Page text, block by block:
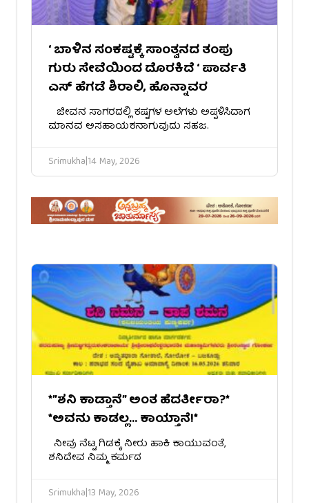
‘ ಬಾಳಿನ ಸಂಕಷ್ಟಕ್ಕೆ ಸಾಂತ್ವನದ ತಂಪು
ಗುರು ಸೇವೆಯಿಂದ ದೊರಕಿದೆ ‘ ಪಾರ್ವತಿ
ಎಸ್ ಹೆಗಡೆ ಶಿರಾಲಿ, ಹೊನ್ನಾವರ
​ ​ಜೀವನ ಸಾಗರದಲ್ಲಿ ಕಷ್ಟಗಳ ಅಲೆಗಳು ಅಪ್ಪಳಿಸಿದಾಗ
ಮಾನವ ಅಸಹಾಯಕನಾಗುವುದು ಸಹಜ.
Srimukha|14 May, 2026
*”ಶನಿ ಕಾಡ್ತಾನೆ” ಅಂತ ಹೆದರ್ತೀರಾ?*
*ಅವನು ಕಾಡಲ್ಲ… ಕಾಯ್ತಾನೆ!*
ನೀವು ನೆಟ್ಟ ಗಿಡಕ್ಕೆ ನೀರು ಹಾಕಿ ಕಾಯುವಂತೆ,
ಶನಿದೇವ ನಿಮ್ಮ ಕರ್ಮದ
Srimukha|13 May, 2026